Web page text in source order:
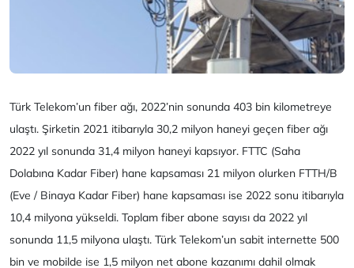
Türk Telekom’un fiber ağı, 2022’nin sonunda 403 bin kilometreye
ulaştı. Şirketin 2021 itibarıyla 30,2 milyon haneyi geçen fiber ağı
2022 yıl sonunda 31,4 milyon haneyi kapsıyor. FTTC (Saha
Dolabına Kadar Fiber) hane kapsaması 21 milyon olurken FTTH/B
(Eve / Binaya Kadar Fiber) hane kapsaması ise 2022 sonu itibarıyla
10,4 milyona yükseldi. Toplam fiber abone sayısı da 2022 yıl
sonunda 11,5 milyona ulaştı. Türk Telekom’un sabit internette 500
bin ve mobilde ise 1,5 milyon net abone kazanımı dahil olmak